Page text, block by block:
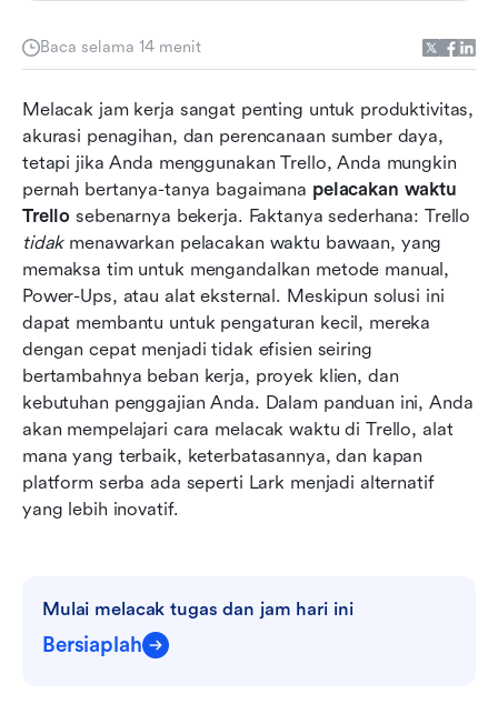
Baca selama 14 menit
Melacak jam kerja sangat penting untuk produktivitas,
akurasi penagihan, dan perencanaan sumber daya,
tetapi jika Anda menggunakan Trello, Anda mungkin
pernah bertanya-tanya bagaimana pelacakan waktu
Trello
tidak menawarkan pelacakan waktu bawaan, yang
memaksa tim untuk mengandalkan metode manual,
Power-Ups, atau alat eksternal. Meskipun solusi ini
dapat membantu untuk pengaturan kecil, mereka
dengan cepat menjadi tidak efisien seiring
bertambahnya beban kerja, proyek klien, dan
kebutuhan penggajian Anda. Dalam panduan ini, Anda
akan mempelajari cara melacak waktu di Trello, alat
mana yang terbaik, keterbatasannya, dan kapan
platform serba ada seperti Lark menjadi alternatif
yang lebih inovatif.
Mulai melacak tugas dan jam hari ini
Bersiaplah
Bagaimana cara melacak waktu di Trello?
Trello
Temui Lark: Alternatif cerdas untuk pelacakan
waktu Trello
Kapan tim sebaiknya beralih dari Trello untuk
pelacakan waktu
Kesimpulan
Bacaan terkait